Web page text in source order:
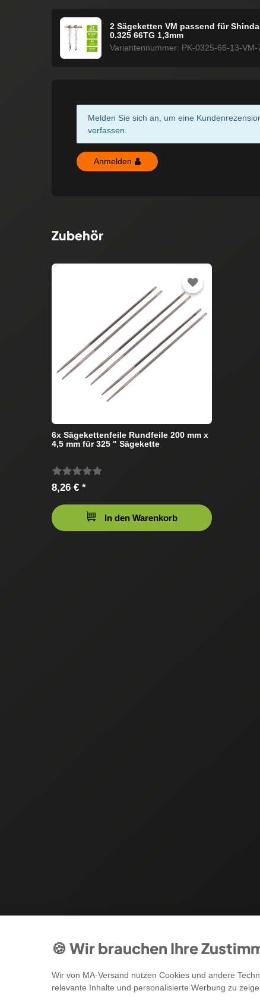
2 Sägeketten VM passend für
0.325 66TG 1,3mm
Variantennummer: PK-0325-66-13-VM-
Melden Sie sich an, um eine
verfassen.
Anmelden
Zubehör
6x Sägekettenfeile Rundfeile 200 mm x
4,5 mm für 325 " Sägekette
8,26 € *
In den Warenkorb
🍪 Wir brauchen Ihre
Wir von MA-Versand nutzen Cookies und andere
relevante Inhalte und personalisierte Werbung zu